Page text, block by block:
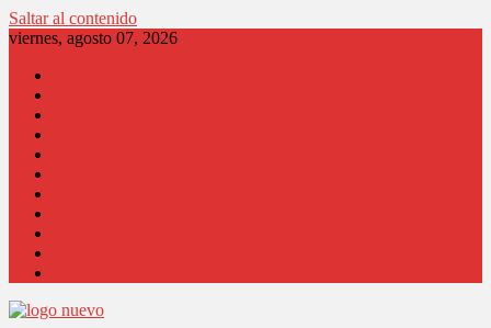
Saltar al contenido
viernes, agosto 07, 2026